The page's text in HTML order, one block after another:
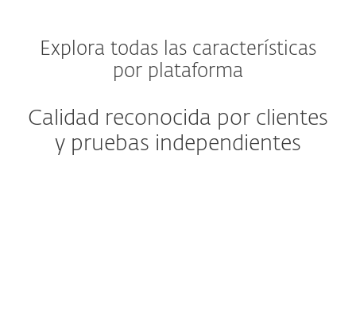
Explora todas las características
por plataforma
Calidad reconocida por clientes
y pruebas independientes